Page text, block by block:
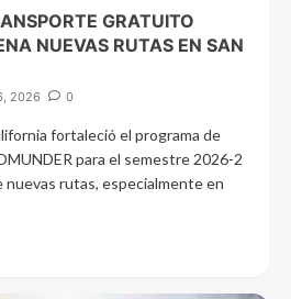
GRATUITO
NUEVAS RUTAS EN SAN
2026 0
fortaleció el programa de
para el semestre 2026-2
nuevas rutas, especialmente en